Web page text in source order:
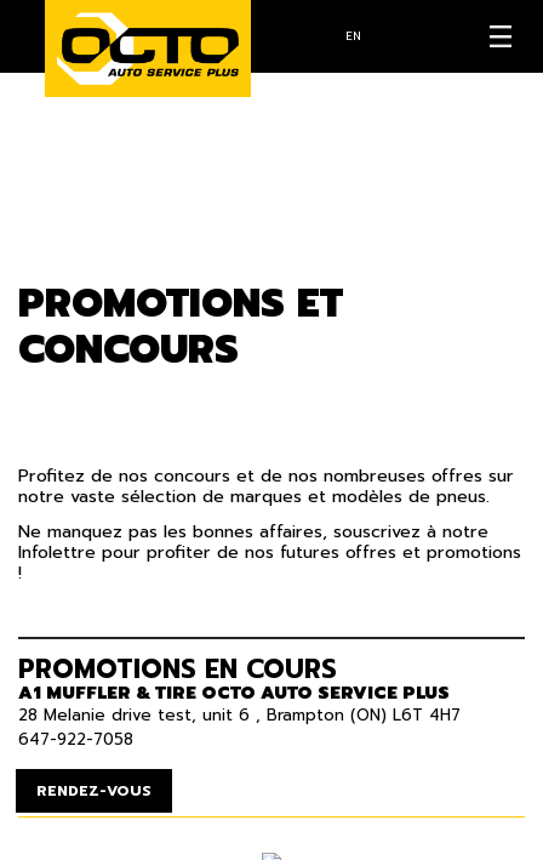
EN
PROMOTIONS ET
CONCOURS
Profitez de nos concours et de nos nombreuses offres sur
notre vaste sélection de marques et modèles de pneus.
Ne manquez pas les bonnes affaires, souscrivez à notre
Infolettre pour profiter de nos futures offres et promotions
!
PROMOTIONS EN COURS
A1 MUFFLER & TIRE OCTO AUTO SERVICE PLUS
28 Melanie drive test, unit 6 , Brampton (ON) L6T 4H7
647-922-7058
RENDEZ-VOUS